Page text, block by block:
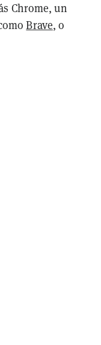
Chrome, un
Brave, o